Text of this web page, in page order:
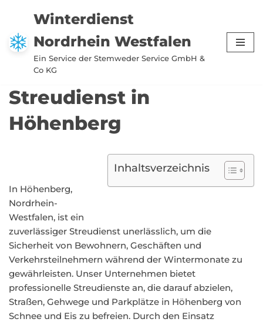
Zum
Inhalt
springen
Winterdienst
Nordrhein Westfalen
Ein Service der Stemweder Service GmbH &
Co KG
Streudienst in
Höhenberg
Inhaltsverzeichnis
In Höhenberg,
Nordrhein-
Westfalen, ist ein
zuverlässiger Streudienst unerlässlich, um die
Sicherheit von Bewohnern, Geschäften und
Verkehrsteilnehmern während der Wintermonate zu
gewährleisten. Unser Unternehmen bietet
professionelle Streudienste an, die darauf abzielen,
Straßen, Gehwege und Parkplätze in Höhenberg von
Schnee und Eis zu befreien. Durch den Einsatz